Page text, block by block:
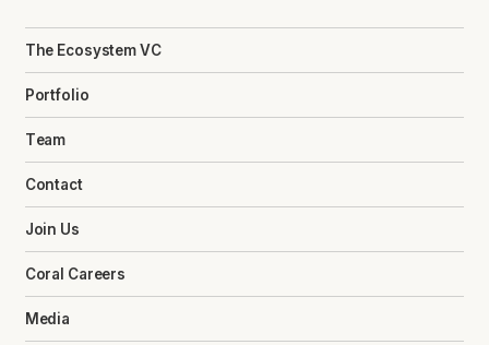
The Ecosystem VC
Portfolio
Team
Contact
Join Us
Coral Careers
Media